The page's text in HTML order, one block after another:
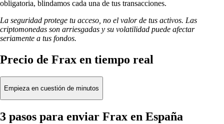
obligatoria, blindamos cada una de tus transacciones.
La seguridad protege tu acceso, no el valor de tus activos. Las
criptomonedas son arriesgadas y su volatilidad puede afectar
seriamente a tus fondos.
Precio de Frax en tiempo real
Empieza en cuestión de minutos
3 pasos para enviar Frax en España